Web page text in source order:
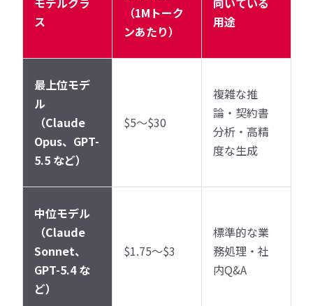
ス
（1Mトーク
ンあたり）
用途
最上位モデ
ル
（Claude
Opus、GPT-
5.5 など）
$5〜$30
複雑な推
論・契約書
分析・高精
度な生成
中位モデル
（Claude
Sonnet、
GPT-5.4 な
ど）
$1.75〜$3
標準的な業
務処理・社
内Q&A